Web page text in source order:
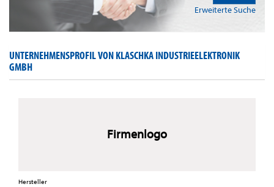
Erweiterte Suche
UNTERNEHMENSPROFIL VON KLASCHKA INDUSTRIEELEKTRONIK
GMBH
Firmenlogo
Hersteller